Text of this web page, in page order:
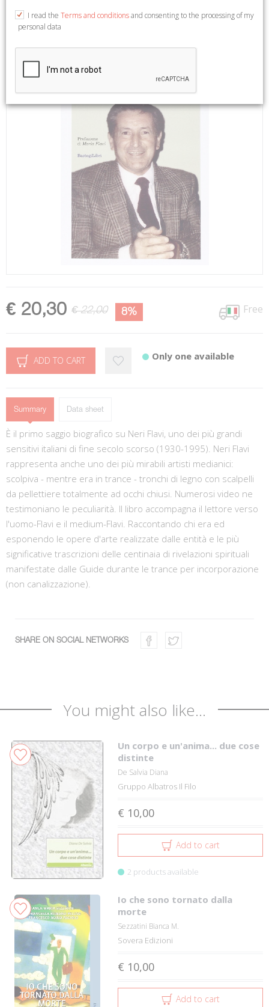
e Spiritualità).
€ 20,30 € 22,00 8% Free
ADD TO CART Only one available
Summary Data sheet
È il primo saggio biografico su Neri Flavi, uno dei più grandi
sensitivi italiani di fine secolo scorso (1930-1995). Neri Flavi
rappresenta anche uno dei più mirabili artisti medianici:
scolpiva - mentre era in trance - tronchi di legno con scalpelli
da pellettiere totalmente ad occhi chiusi. Numerosi video ne
testimoniano le peculiarità. Il libro accompagna il lettore verso
l'uomo-Flavi e il medium-Flavi. Raccontando chi era ed
esponendo le opere d'arte realizzate dalle entità e le più
significative trascrizioni delle centinaia di rivelazioni spirituali
manifestate dalle Guide durante le trance per incorporazione
(non canalizzazione).
SHARE ON SOCIAL NETWORKS
You might also like...
Un corpo e un'anima... due cose
distinte
De Salvia Diana
Gruppo Albatros Il Filo
€ 10,00
Add to cart
2 products available
Io che sono tornato dalla
morte
Sezzatini Bianca M.
Sovera Edizioni
€ 10,00
Add to cart
I read the Terms and conditionsand consenting to the processing of my
personal data